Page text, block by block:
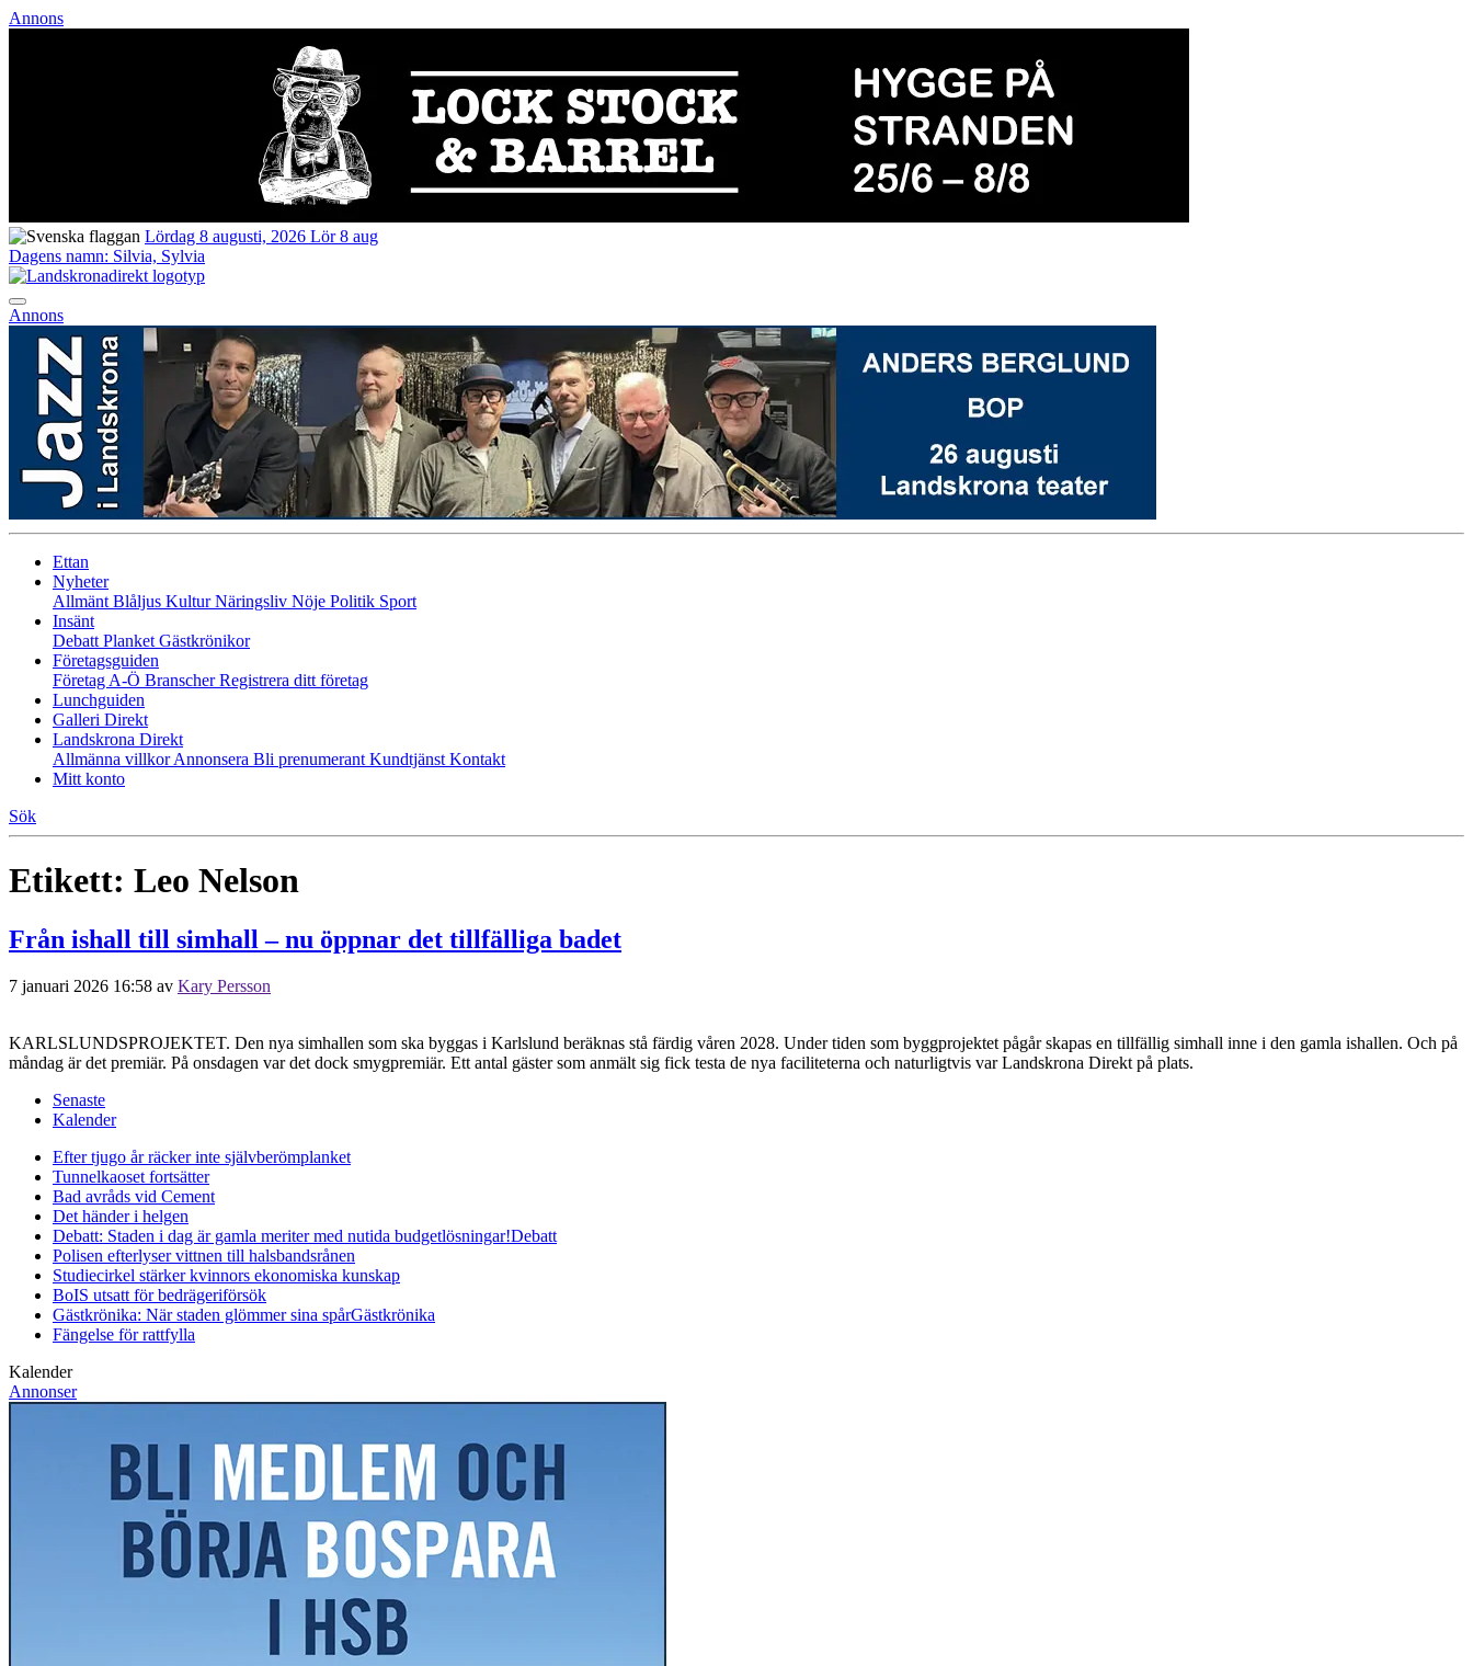
Annons
Lördag 8 augusti, 2026 Lör 8 aug
Dagens namn: Silvia, Sylvia
Annons
Ettan
Nyheter
Allmänt Blåljus KulturNäringsliv Nöje Politik Sport
Insänt
Debatt Planket Gästkrönikor
Företagsguiden
Företag A-Ö BranscherRegistrera ditt företag
Lunchguiden
Galleri Direkt
Landskrona Direkt
Allmänna villkorAnnonsera Bli prenumerant Kundtjänst Kontakt
Mitt konto
Sök
Etikett: Leo Nelson
Från ishall till simhall – nu öppnar det tillfälliga badet
7 januari 2026 16:58 av Kary Persson
KARLSLUNDSPROJEKTET. Den nya simhallen som ska byggas i Karlslund beräknas stå färdig våren 2028. Under tiden som byggprojektet pågår skapas en tillfällig simhall inne i den gamla ishallen. Och på
måndag är det premiär. På onsdagen var det dock smygpremiär. Ett antal gäster som anmält sig fick testa de nya faciliteterna och naturligtvis var Landskrona Direkt på plats.
Senaste
Kalender
Efter tjugo år räcker inte självberömplanket
Tunnelkaoset fortsätter
Bad avråds vid Cement
Det händer i helgen
Debatt: Staden i dag är gamla meriter med nutida budgetlösningar!Debatt
Polisen efterlyser vittnen till halsbandsrånen
Studiecirkel stärker kvinnors ekonomiska kunskap
BoIS utsatt för bedrägeriförsök
Gästkrönika: När staden glömmer sina spårGästkrönika
Fängelse för rattfylla
Kalender
Annonser